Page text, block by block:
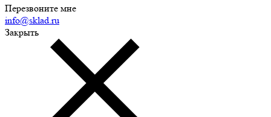
Перезвоните мне
info@sklad.ru
Закрыть